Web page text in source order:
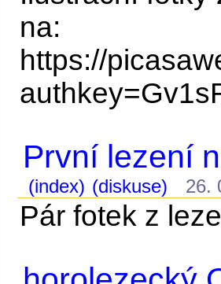
na:
https://
První lezení
(index) (diskuse) 26.
Pár fotek z